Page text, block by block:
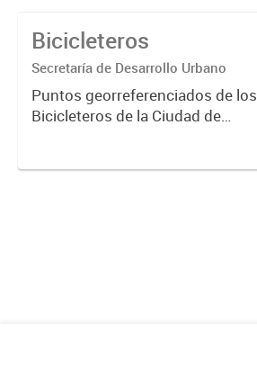
Bicicleteros
Secretaría de Desarrollo Urbano
Puntos georreferenciados de los
Bicicleteros de la Ciudad de